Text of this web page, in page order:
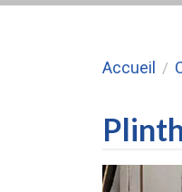
Accueil /